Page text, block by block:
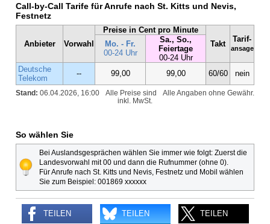
Call-by-Call Tarife für Anrufe nach St. Kitts und Nevis,
Festnetz
Anbieter Vorwahl
Preise in Cent pro Minute
Takt
Tarif-
ansage
Mo. - Fr.
00-24 Uhr
Sa., So.,
Feiertage
00-24 Uhr
Deutsche
Telekom
-- 99,00 99,00 60/60 nein
Stand: 06.04.2026, 16:00 Alle Angaben ohne Gewähr.
Alle Preise sind
inkl. MwSt.
So wählen Sie
Bei Auslandsgesprächen wählen Sie immer wie folgt: Zuerst die
Landesvorwahl mit 00 und dann die Rufnummer (ohne 0).
Für Anrufe nach St. Kitts und Nevis, Festnetz und Mobil wählen
Sie zum Beispiel: 001869 xxxxxx
TEILEN TEILEN TEILEN